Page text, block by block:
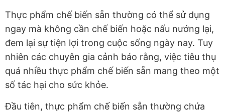
Thực phẩm chế biến sẵn thường có thể sử dụng
ngay mà không cần chế biến hoặc nấu nướng lại,
đem lại sự tiện lợi trong cuộc sống ngày nay. Tuy
nhiên các chuyên gia cảnh báo rằng, việc tiêu thụ
quá nhiều thực phẩm chế biến sẵn mang theo một
số tác hại cho sức khỏe.
Đầu tiên, thực phẩm chế biến sẵn thường chứa